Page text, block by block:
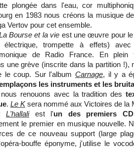
plongée dans l'eau, cor
en 1983 nous créons la musique
Vertov pour cet ensemble.
Bourse et la vie est une œuvre pour
électrique, trompette à effets)
de Radio France. En plein
une grève (inscrite dans la partition !),
le coup. Sur l'album Carnage, il y a
les instruments et les
renouons avec la tradition des
. Le Ksera nommé aux Victoires de la
:L'hallaliest l'un des premiers CD
le premier en musique nouvelle.
de ce nouveau support (large
bouffe éponyme, j'utilise le